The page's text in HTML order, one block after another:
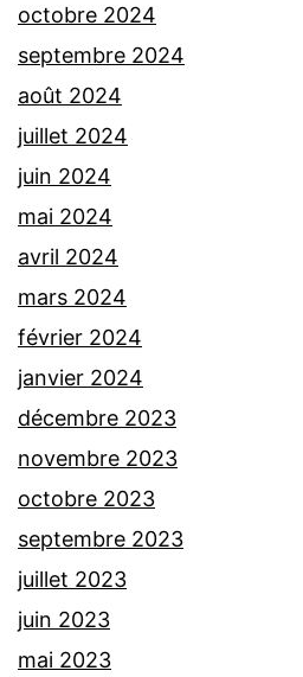
octobre 2024
septembre 2024
août 2024
juillet 2024
juin 2024
mai 2024
avril 2024
mars 2024
février 2024
janvier 2024
décembre 2023
novembre 2023
octobre 2023
septembre 2023
juillet 2023
juin 2023
mai 2023